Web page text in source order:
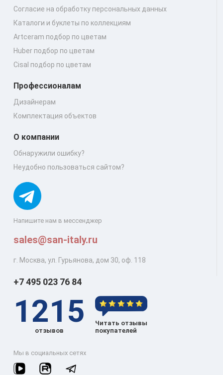
Напишите нам в мессенджер
sales@san-italy.ru
г. Москва, ул. Гурьянова, дом 30, оф. 118
Согласие на обработку персональных данных
Каталоги и буклеты по коллекциям
Artceram подбор по цветам
Huber подбор по цветам
Cisal подбор по цветам
Профессионалам
Дизайнерам
Комплектация объектов
О компании
Обнаружили ошибку?
Неудобно пользоваться сайтом?
+7 495 023 76 84
1215
отзывов
Читать отзывы
покупателей
Мы в социальных сетях